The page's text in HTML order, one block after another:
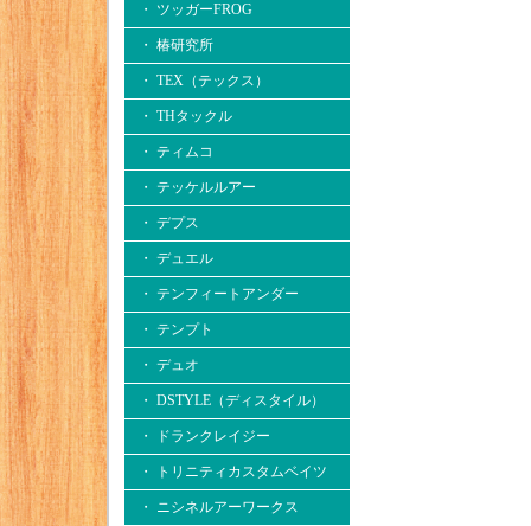
・ ツッガーFROG
・ 椿研究所
・ TEX（テックス）
・ THタックル
・ ティムコ
・ テッケルルアー
・ デプス
・ デュエル
・ テンフィートアンダー
・ テンプト
・ デュオ
・ DSTYLE（ディスタイル）
・ ドランクレイジー
・ トリニティカスタムベイツ
・ ニシネルアーワークス